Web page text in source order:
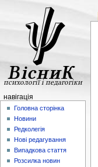
навігація
Головна сторінка
Новини
Редколегія
Нові редагування
Випадкова стаття
Розсилка новин